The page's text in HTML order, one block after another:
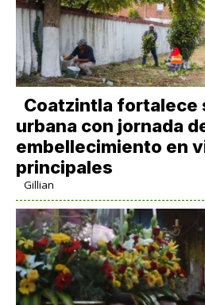
Coatzintla fortalece
urbana con jornada
embellecimiento en
principales
Gillian